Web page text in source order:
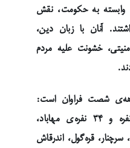
وابسته به حکومت، نقش
آنان با زبان دین،
خشونت علیه مردم
شصت فراوان است:
کشتارهای سیستماتیک ۵۹ نفره و ۳۴ نفره‌ی مهاباد،
سرچنار، قره‌گول، اندرقاش